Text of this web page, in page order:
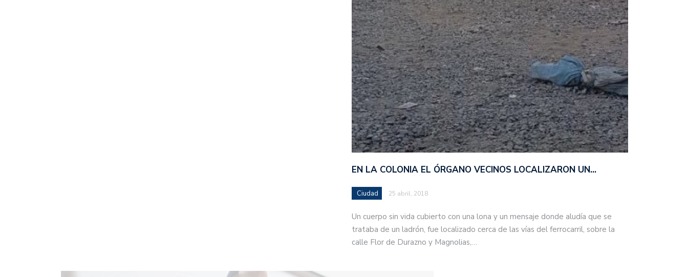
EN LA COLONIA EL ÓRGANO VECINOS LOCALIZARON UN…
Ciudad 25 abril, 2018
Un cuerpo sin vida cubierto con una lona y un mensaje donde aludía que se
trataba de un ladrón, fue localizado cerca de las vías del ferrocarril, sobre la
calle Flor de Durazno y Magnolias,…